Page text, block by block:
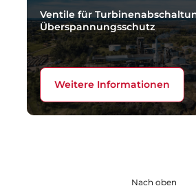
Ventile für
Überspannungsschutz
Weitere Informationen
Nach oben